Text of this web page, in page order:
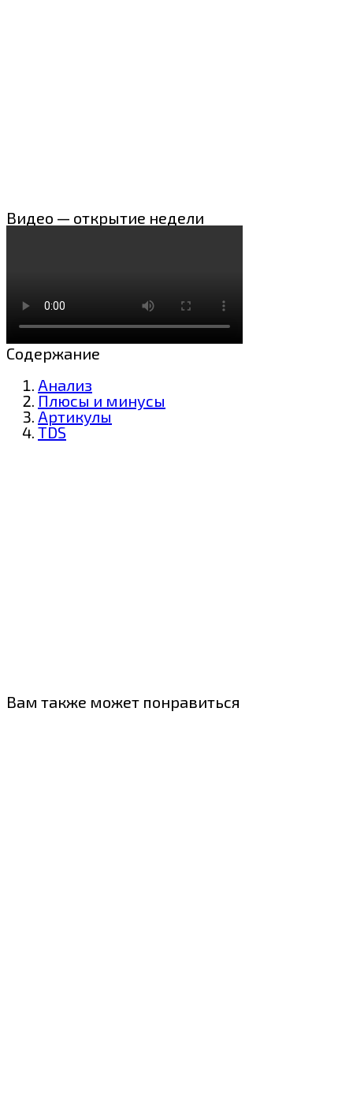
Видео — открытие недели
Содержание
Анализ
Плюсы и минусы
Артикулы
TDS
Вам также может понравиться